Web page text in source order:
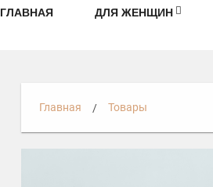
ГЛАВНАЯ ДЛЯ ЖЕНЩИН
Главная Товары